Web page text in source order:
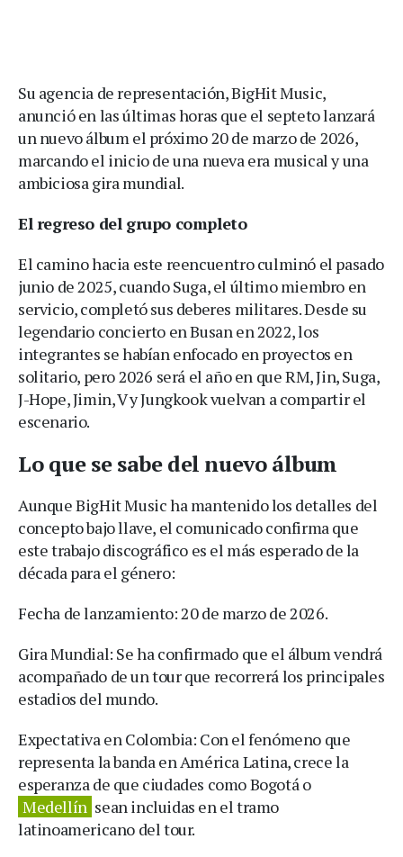
Su agencia de representación, BigHit Music,
anunció en las últimas horas que el septeto lanzará
un nuevo álbum el próximo 20 de marzo de 2026,
marcando el inicio de una nueva era musical y una
ambiciosa gira mundial.
El regreso del grupo completo
El camino hacia este reencuentro culminó el pasado
junio de 2025, cuando Suga, el último miembro en
servicio, completó sus deberes militares. Desde su
legendario concierto en Busan en 2022, los
integrantes se habían enfocado en proyectos en
solitario, pero 2026 será el año en que RM, Jin, Suga,
J-Hope, Jimin, V y Jungkook vuelvan a compartir el
escenario.
Lo que se sabe del nuevo álbum
Aunque BigHit Music ha mantenido los detalles del
concepto bajo llave, el comunicado confirma que
este trabajo discográfico es el más esperado de la
década para el género:
Fecha de lanzamiento: 20 de marzo de 2026.
Gira Mundial: Se ha confirmado que el álbum vendrá
acompañado de un tour que recorrerá los principales
estadios del mundo.
Expectativa en Colombia: Con el fenómeno que
representa la banda en América Latina, crece la
esperanza de que ciudades como Bogotá o
Medellín sean incluidas en el tramo
latinoamericano del tour.